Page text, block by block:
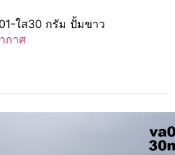
ใส30 กรัม ปั้มขาว
กาศ